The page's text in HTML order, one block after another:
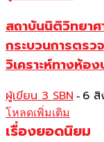
สถาบันนิติวิทยา
กระบวนการตรว
วิเคราะห์ทางห้อ
ผู้เขียน 3 SBN - 6 สิ
โหลดเพิ่มเติม
เรื่องยอดนิยม